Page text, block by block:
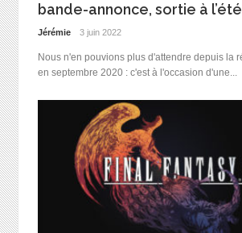
bande-annonce, sortie à
Jérémie 3 juin 2022
Nous n'en pouvions plus d'attendre depuis la
en septembre 2020 : c'est à l'occasion d'une...